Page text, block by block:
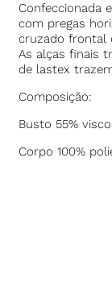
Confeccionada
com pregas
cruzado frontal
As alças finais
de lastex
Composição:
Busto 55%
Corpo 100%